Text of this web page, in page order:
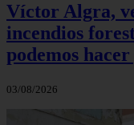
Víctor Algra,
incendios
podemos
03/08/2026